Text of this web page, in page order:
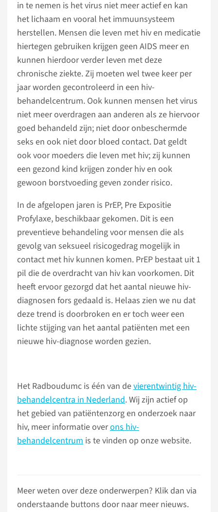
in te nemen is het virus niet meer actief en kan
het lichaam en vooral het immuunsysteem
herstellen. Mensen die leven met hiv en medicatie
hiertegen gebruiken krijgen geen AIDS meer en
kunnen hierdoor verder leven met deze
chronische ziekte. Zij moeten wel twee keer per
jaar worden gecontroleerd in een hiv-
behandelcentrum. Ook kunnen mensen het virus
niet meer overdragen aan anderen als ze hiervoor
goed behandeld zijn; niet door onbeschermde
seks en ook niet door bloed contact. Dat geldt
ook voor moeders die leven met hiv; zij kunnen
een gezond kind krijgen zonder hiv en ook
gewoon borstvoeding geven zonder risico.
In de afgelopen jaren is PrEP, Pre Expositie
Profylaxe, beschikbaar gekomen. Dit is een
preventieve behandeling voor mensen die als
gevolg van seksueel risicogedrag mogelijk in
contact met hiv kunnen komen. PrEP bestaat uit 1
pil die de overdracht van hiv kan voorkomen. Dit
heeft ervoor gezorgd dat het aantal nieuwe hiv-
diagnosen fors gedaald is. Helaas zien we nu dat
deze trend is doorbroken en er toch weer een
lichte stijging van het aantal patiënten met een
nieuwe hiv-diagnose worden gezien.
Het Radboudumc is één van devierentwintig hiv-
behandelcentra in Nederland. Wij zijn actief op
het gebied van patiëntenzorg en onderzoek naar
hiv, meer informatie overons hiv-
behandelcentrum is te vinden op onze website.
Meer weten over deze onderwerpen? Klik dan via
onderstaande buttons door naar meer nieuws.